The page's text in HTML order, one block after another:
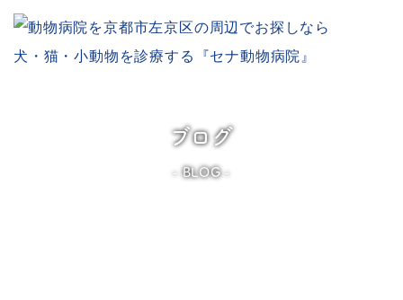
ブログ
BLOG